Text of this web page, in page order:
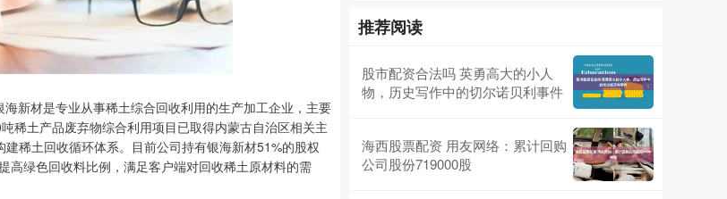
新材是专业从事稀土综合回收利用的生产加工企业，主要
稀土产品废弃物综合利用项目已取得内蒙古自治区相关主
稀土回收循环体系。目前公司持有银海新材51%的股权
高绿色回收料比例，满足客户端对回收稀土原材料的需
推荐阅读
股市配资合法吗 英勇高大的小人
物，历史写作中的切尔诺贝利事件
海西股票配资 用友网络：累计回购
公司股份719000股